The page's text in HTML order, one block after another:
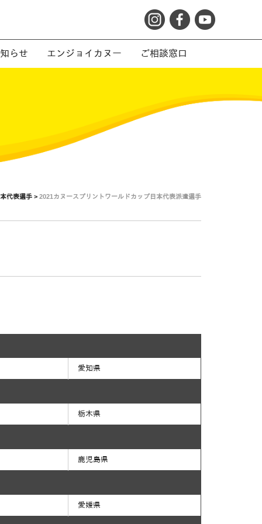
らせ エンジョイカヌー ご相談窓口
代表選手 > 2021カヌースプリントワールドカップ日本代表派遣選手
愛知県
栃木県
鹿児島県
愛媛県